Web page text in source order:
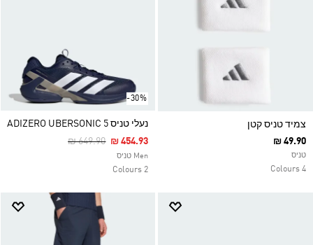
צמיד טניס קטן
₪ 49.90
טניס
4 Colours
-30%
נעלי טניס ADIZERO UBERSONIC 5
Price Reduced From
₪ 649.90To₪ 454.93
Men טניס
2 Colours